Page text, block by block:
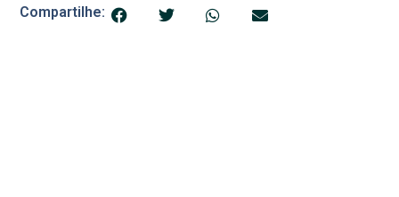
Compartilhe: